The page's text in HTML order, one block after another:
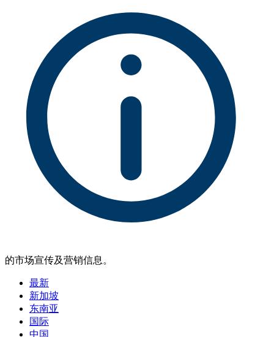
的市场宣传及营销信息。
最新
新加坡
东南亚
国际
中国